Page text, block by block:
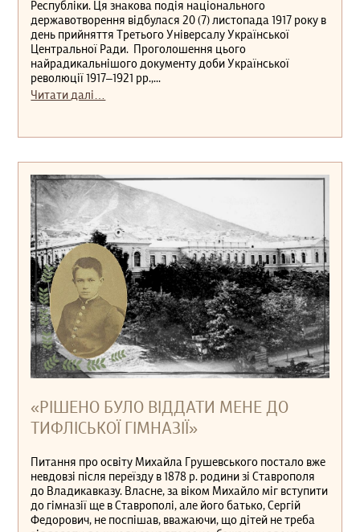
Республіки. Ця знакова подія національного
державотворення відбулася 20 (7) листопада 1917 року в
день прийняття Третього Універсалу Української
Центральної Ради. Проголошення цього
найрадикальнішого документу доби Української
революції 1917‒1921 рр.,...
Читати далі…
«РІШЕНО БУЛО ВІДДАТИ МЕНЕ ДО
ТИФЛІСЬКОЇ ГІМНАЗІЇ»
Питання про освіту Михайла Грушевського постало вже
невдовзі після переїзду в 1878 р. родини зі Ставрополя
до Владикавказу. Власне, за віком Михайло міг вступити
до гімназії ще в Ставрополі, але його батько, Сергій
Федорович, не поспішав, вважаючи, що дітей не треба